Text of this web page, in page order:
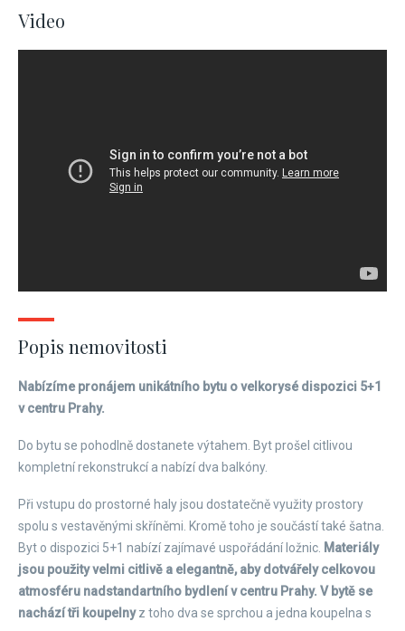
Video
Popis nemovitosti
Nabízíme pronájem unikátního bytu o velkorysé dispozici 5+1
v centru Prahy.
Do bytu se pohodlně dostanete výtahem. Byt prošel citlivou
kompletní rekonstrukcí a nabízí dva balkóny.
Při vstupu do prostorné haly jsou dostatečně využity prostory
spolu s vestavěnými skříněmi. Kromě toho je součástí také šatna.
Byt o dispozici 5+1 nabízí zajímavé uspořádání ložnic. Materiály
jsou použity velmi citlivě a elegantně, aby dotvářely celkovou
atmosféru nadstandartního bydlení v centru Prahy. V bytě se
nachází tři koupelnyz toho dva se sprchou a jedna koupelna s